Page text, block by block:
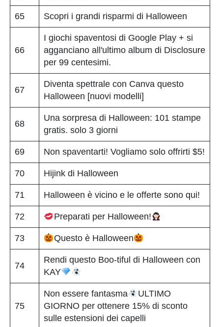
65 Scopri i grandi risparmi di Halloween
66
I giochi spaventosi di Google Play + si
agganciano all'ultimo album di Disclosure
per 99 centesimi.
67
Diventa spettrale con Canva questo
Halloween [nuovi modelli]
68
Una sorpresa di Halloween: 101 stampe
gratis. solo 3 giorni
69 Non spaventarti! Vogliamo solo offrirti $5!
70 Hijink di Halloween
71 Halloween è vicino e le offerte sono qui!
72 Preparati per Halloween!
73 Questo è Halloween
74
Rendi questo Boo-tiful di Halloween con
KAY
75
Non essere fantasma
ULTIMO
GIORNO per ottenere 15% di sconto
sulle estensioni dei capelli